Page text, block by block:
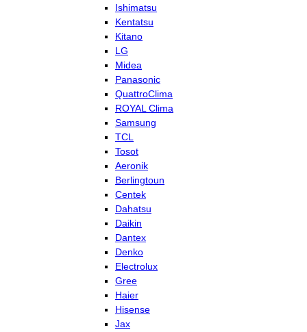
Ishimatsu
Kentatsu
Kitano
LG
Midea
Panasonic
QuattroClima
ROYAL Clima
Samsung
TCL
Tosot
Aeronik
Berlingtoun
Centek
Dahatsu
Daikin
Dantex
Denko
Electrolux
Gree
Haier
Hisense
Jax